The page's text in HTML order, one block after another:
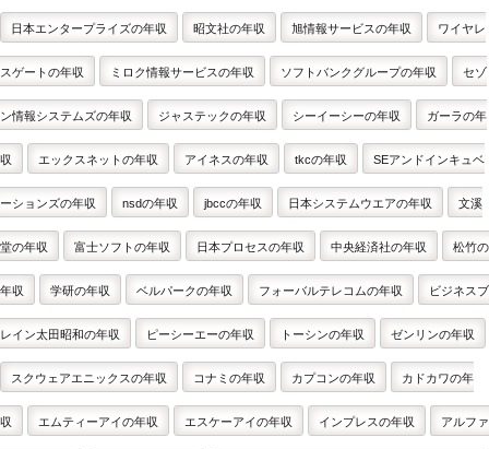
日本エンタープライズの年収 昭文社の年収 旭情報サービスの年収 ワイヤレ
スゲートの年収 ミロク情報サービスの年収 ソフトバンクグループの年収 セゾ
ン情報システムズの年収 ジャステックの年収 シーイーシーの年収 ガーラの年
収 エックスネットの年収 アイネスの年収 tkcの年収 SEアンドインキュベ
ーションズの年収 nsdの年収 jbccの年収 日本システムウエアの年収 文溪
堂の年収 富士ソフトの年収 日本プロセスの年収 中央経済社の年収 松竹の
年収 学研の年収 ベルパークの年収 フォーバルテレコムの年収 ビジネスブ
レイン太田昭和の年収 ピーシーエーの年収 トーシンの年収 ゼンリンの年収
スクウェアエニックスの年収 コナミの年収 カプコンの年収 カドカワの年
収 エムティーアイの年収 エスケーアイの年収 インプレスの年収 アルファ